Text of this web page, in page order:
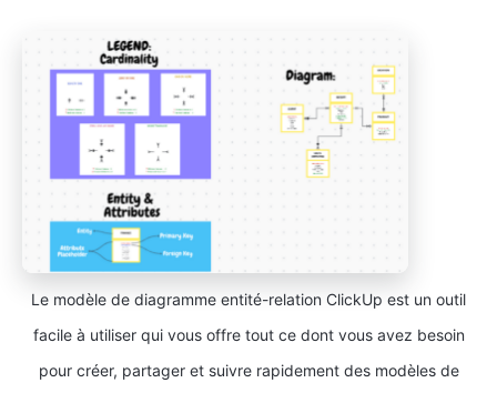
Le modèle de diagramme entité-relation ClickUp est un outil
facile à utiliser qui vous offre tout ce dont vous avez besoin
pour créer, partager et suivre rapidement des modèles de